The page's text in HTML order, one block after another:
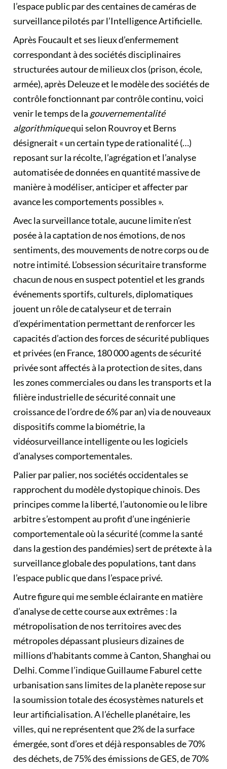
l’espace public par des centaines de caméras de
surveillance pilotés par l’Intelligence Artificielle.
Après Foucault et ses lieux d’enfermement
correspondant à des sociétés disciplinaires
structurées autour de milieux clos (prison, école,
armée), après Deleuze et le modèle des sociétés de
contrôle fonctionnant par contrôle continu, voici
venir le temps de la gouvernementalité
algorithmiquequi selon Rouvroy et Berns
désignerait « un certain type de rationalité (…)
reposant sur la récolte, l’agrégation et l’analyse
automatisée de données en quantité massive de
manière à modéliser, anticiper et affecter par
avance les comportements possibles ».
Avec la surveillance totale, aucune limite n’est
posée à la captation de nos émotions, de nos
sentiments, des mouvements de notre corps ou de
notre intimité. L’obsession sécuritaire transforme
chacun de nous en suspect potentiel et les grands
événements sportifs, culturels, diplomatiques
jouent un rôle de catalyseur et de terrain
d’expérimentation permettant de renforcer les
capacités d’action des forces de sécurité publiques
et privées (en France, 180 000 agents de sécurité
privée sont affectés à la protection de sites, dans
les zones commerciales ou dans les transports et la
filière industrielle de sécurité connait une
croissance de l’ordre de 6% par an) via de nouveaux
dispositifs comme la biométrie, la
vidéosurveillance intelligente ou les logiciels
d’analyses comportementales.
Palier par palier, nos sociétés occidentales se
rapprochent du modèle dystopique chinois. Des
principes comme la liberté, l’autonomie ou le libre
arbitre s’estompent au profit d’une ingénierie
comportementale où la sécurité (comme la santé
dans la gestion des pandémies) sert de prétexte à la
surveillance globale des populations, tant dans
l’espace public que dans l’espace privé.
Autre figure qui me semble éclairante en matière
d’analyse de cette course aux extrêmes : la
métropolisation de nos territoires avec des
métropoles dépassant plusieurs dizaines de
millions d’habitants comme à Canton, Shanghai ou
Delhi. Comme l’indique Guillaume Faburel cette
urbanisation sans limites de la planète repose sur
la soumission totale des écosystèmes naturels et
leur artificialisation. A l’échelle planétaire, les
villes, qui ne représentent que 2% de la surface
émergée, sont d’ores et déjà responsables de 70%
des déchets, de 75% des émissions de GES, de 70%